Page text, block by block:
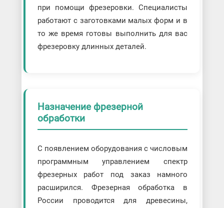
при помощи фрезеровки. Специалисты
работают с заготовками малых форм и в
то же время готовы выполнить для вас
фрезеровку длинных деталей.
Назначение фрезерной
обработки
С появлением оборудования с числовым
программным управлением спектр
фрезерных работ под заказ намного
расширился. Фрезерная обработка в
России проводится для древесины,